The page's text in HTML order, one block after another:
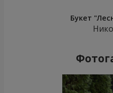
Букет